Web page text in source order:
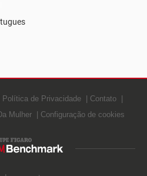
Política de Privacidade
Contato
Mulher Configuração de cookies